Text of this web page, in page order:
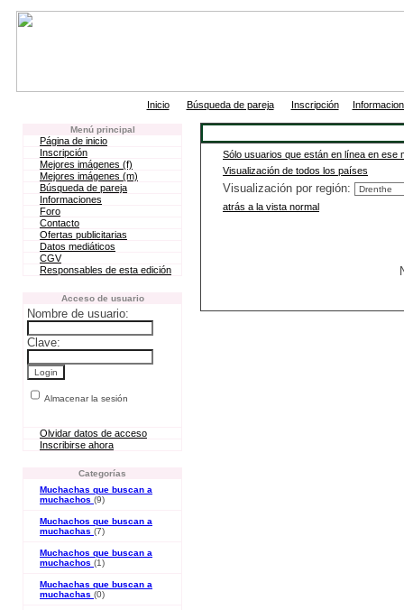
Inicio| Búsqueda de pareja| Inscripción|
Menú principal
Página de inicio
Inscripción
Mejores imágenes (f)
Mejores imágenes (m)
Búsqueda de pareja
Informaciones
Foro
Contacto
Ofertas publicitarias
Datos mediáticos
CGV
Responsables de esta edición
Acceso de usuario
Nombre de usuario:
Clave:
Almacenar la sesión
Olvidar datos de acceso
Inscribirse ahora
Categorías
Muchachas que buscan a
muchachos (9)
Muchachos que buscan a
muchachas (7)
Muchachos que buscan a
muchachos (1)
Muchachas que buscan a
muchachas (0)
Sólo usuarios que están en línea en ese
Visualización de todos los países
Visualización por región:
atrás a la vista normal